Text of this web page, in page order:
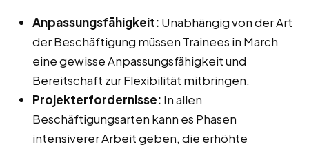
Anpassungsfähigkeit: Unabhängig von der Art
der Beschäftigung müssen Trainees in March
eine gewisse Anpassungsfähigkeit und
Bereitschaft zur Flexibilität mitbringen.
Projekterfordernisse: In allen
Beschäftigungsarten kann es Phasen
intensiverer Arbeit geben, die erhöhte